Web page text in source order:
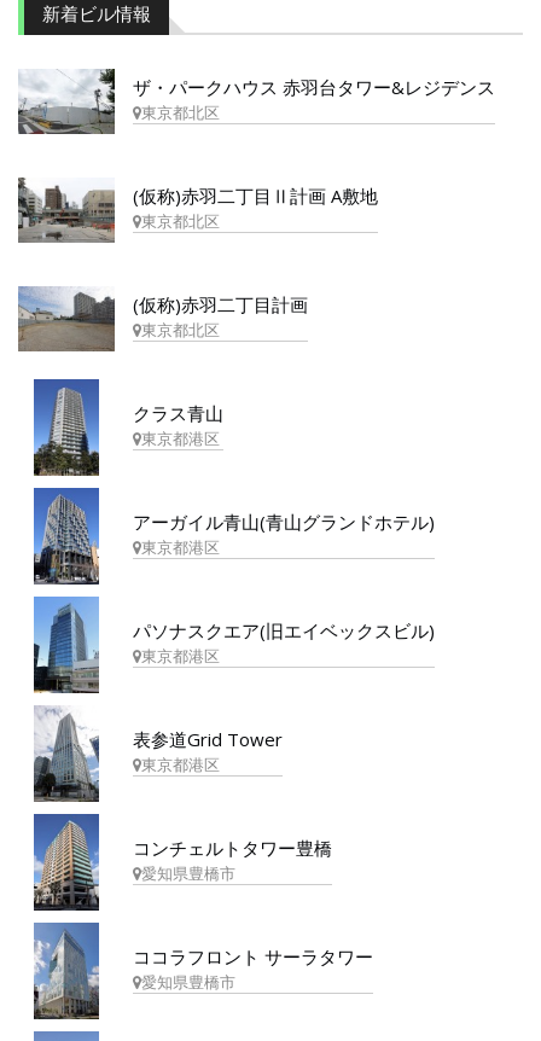
新着ビル情報
ザ・パークハウス 赤羽台タワー&レジデンス
東京都北区
(仮称)赤羽二丁目Ⅱ計画 A敷地
東京都北区
(仮称)赤羽二丁目計画
東京都北区
クラス青山
東京都港区
アーガイル青山(青山グランドホテル)
東京都港区
パソナスクエア(旧エイベックスビル)
東京都港区
表参道Grid Tower
東京都港区
コンチェルトタワー豊橋
愛知県豊橋市
ココラフロント サーラタワー
愛知県豊橋市